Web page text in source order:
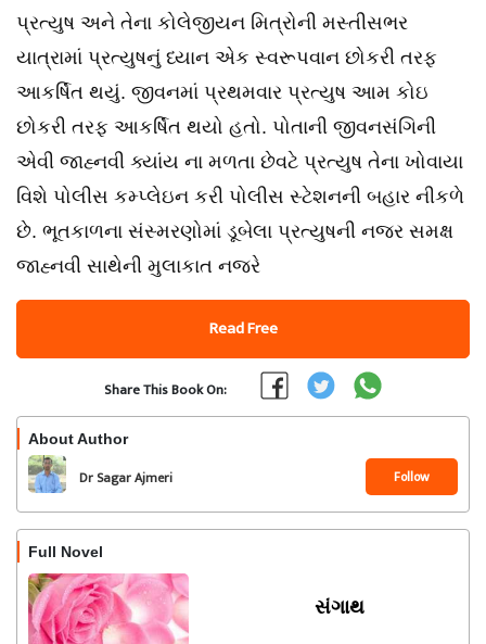
પ્રત્યુષ અને તેના કોલેજીયન મિત્રોની મસ્તીસભર
યાત્રામાં પ્રત્યુષનું ધ્યાન એક સ્વરૂપવાન છોકરી તરફ
આકર્ષિત થયું. જીવનમાં પ્રથમવાર પ્રત્યુષ આમ કોઇ
છોકરી તરફ આકર્ષિત થયો હતો. પોતાની જીવનસંગિની
એવી જાહ્નવી ક્યાંય ના મળતા છેવટે પ્રત્યુષ તેના ખોવાયા
વિશે પોલીસ કમ્પ્લેઇન કરી પોલીસ સ્ટેશનની બહાર નીકળે
છે. ભૂતકાળના સંસ્મરણોમાં ડૂબેલા પ્રત્યુષની નજર સમક્ષ
જાહ્નવી સાથેની મુલાકાત નજરે
Read Free
Share This Book On:
About Author
Dr Sagar Ajmeri Follow
Full Novel
સંગાથ